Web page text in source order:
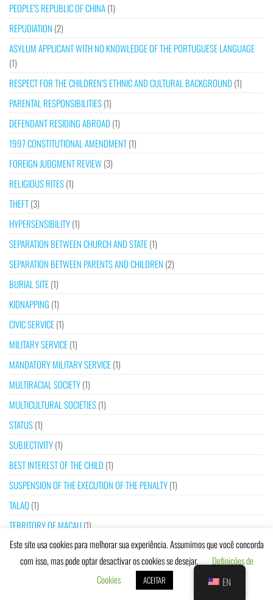
PEOPLE’S REPUBLIC OF CHINA(1)
REPUDIATION (2)
ASYLUM APPLICANT WITH NO KNOWLEDGE OF THE PORTUGUESE LANGUAGE
(1)
RESPECT FOR THE CHILDREN’S ETHNIC AND CULTURAL BACKGROUND (1)
PARENTAL RESPONSIBILITIES(1)
DEFENDANT RESIDING ABROAD (1)
1997 CONSTITUTIONAL AMENDMENT(1)
FOREIGN JUDGMENT REVIEW(3)
RELIGIOUS RITES(1)
THEFT(3)
HYPERSENSIBILITY(1)
SEPARATION BETWEEN CHURCH AND STATE(1)
SEPARATION BETWEEN PARENTS AND CHILDREN (2)
BURIAL SITE(1)
KIDNAPPING (1)
CIVIC SERVICE(1)
MILITARY SERVICE(1)
MANDATORY MILITARY SERVICE(1)
MULTIRACIAL SOCIETY(1)
MULTICULTURAL SOCIETIES(1)
STATUS(1)
SUBJECTIVITY(1)
BEST INTEREST OF THE CHILD (1)
SUSPENSION OF THE EXECUTION OF THE PENALTY(1)
TALAQ(1)
TERRITORY OF MACAU(1)
VIRGINITY TEST(1)
JEHOVAH’S WITNESSES(4)
TRADITIONAL BULLFIGHTS OF BARRANCOS(1)
Este site usa cookies para melhorar sua experiência. Assumimos que você concorda
com isso, mas pode optar desactivar os cookies se desejar.
Definições de
Cookies
ACEITAR EN